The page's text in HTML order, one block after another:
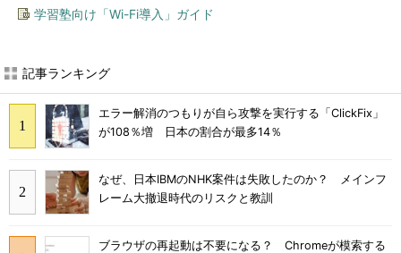
学習塾向け「Wi-Fi導入」ガイド
記事ランキング
エラー解消のつもりが自ら攻撃を実行する「ClickFix」
が108％増 日本の割合が最多14％
なぜ、日本IBMのNHK案件は失敗したのか？ メインフ
レーム大撤退時代のリスクと教訓
ブラウザの再起動は不要になる？ Chromeが模索する